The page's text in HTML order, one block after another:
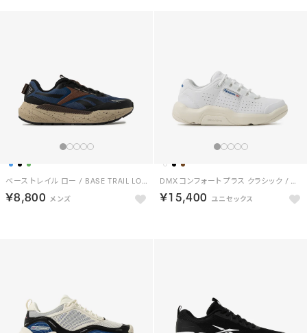
ベース トレイル ロー / BASE TRAIL LOW （ブルー/ブラック）
￥8,800
DMX コンフォート プラス クラシック / DMX COMFORT + CLASSIC （ホワイト/ブルー）
￥15,400